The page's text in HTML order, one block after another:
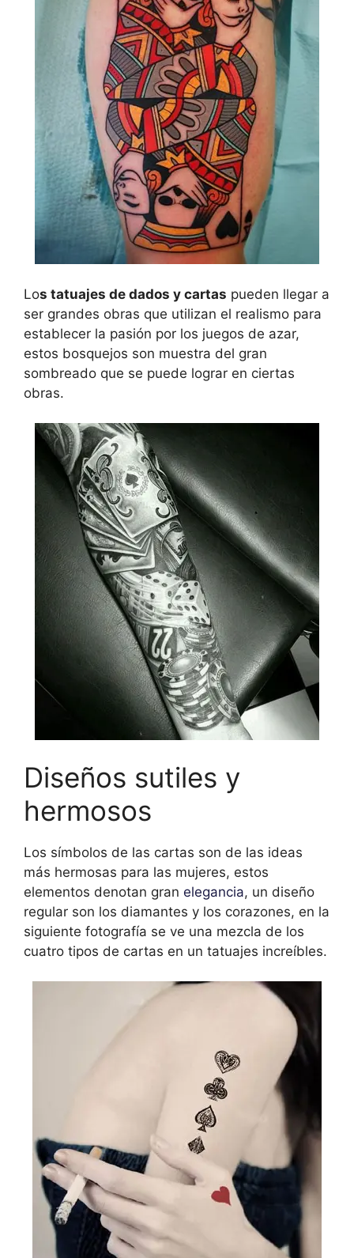
Los tatuajes de dados y cartas pueden llegar a
ser grandes obras que utilizan el realismo para
establecer la pasión por los juegos de azar,
estos bosquejos son muestra del gran
sombreado que se puede lograr en ciertas
obras.
Diseños sutiles y
hermosos
Los símbolos de las cartas son de las ideas
más hermosas para las mujeres, estos
elementos denotan gran elegancia, un diseño
regular son los diamantes y los corazones, en la
siguiente fotografía se ve una mezcla de los
cuatro tipos de cartas en un tatuajes increíbles.